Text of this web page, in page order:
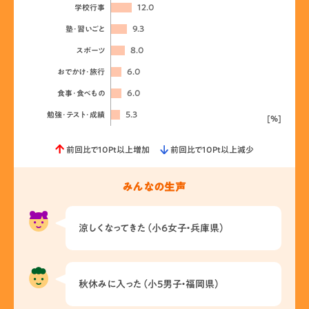
学校行事 12.0
塾･習いごと 9.3
スポーツ 8.0
おでかけ･旅行 6.0
食事･食べもの 6.0
勉強･テスト･成績 5.3 [%]
前回比で10Pt以上増加 前回比で10Pt以上減少
みんなの生声
涼しくなってきた（小6女子・兵庫県）
秋休みに入った（小5男子・福岡県）